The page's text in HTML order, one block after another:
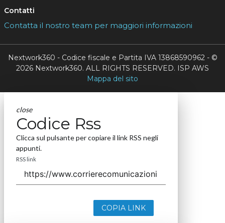
Contatti
Contatta il nostro team per maggiori informazioni
Nextwork360 - Codice fiscale e Partita IVA 13868590962 - ©
2026 Nextwork360. ALL RIGHTS RESERVED. ISP AWS
Mappa del sito
close
Codice Rss
Clicca sul pulsante per copiare il link RSS negli
appunti.
RSS link
COPIA LINK